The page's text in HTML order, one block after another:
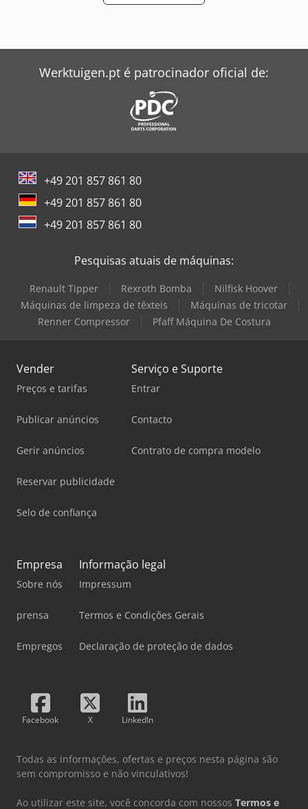
Werktuigen.pt é patrocinador oficial de:
+49 201 857 861 80
+49 201 857 861 80
+49 201 857 861 80
Pesquisas atuais de máquinas:
Renault Tipper Rexroth Bomba
Nilfisk Hoover
Máquinas de limpeza de têxteis
Máquinas de tricotar
Renner Compressor
Pfaff Máquina De Costura
Vender
Preços e tarifas
Publicar anúncios
Gerir anúncios
Reservar publicidade
Selo de confiança
Serviço e Suporte
Entrar
Contacto
Contrato de compra modelo
Empresa
Sobre nós
prensa
Empregos
Informação legal
Impressum
Termos e Condições Gerais
Declaração de proteção de dados
Facebook X LinkedIn
Todas as informações, ofertas e preços nesta página são
sem compromisso e não vinculativos!
Ao utilizar este site, você concorda com nossos Termos e